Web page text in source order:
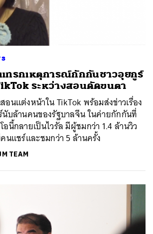
ทรกเหตุการณ์กักกันชาวอุยกูร์
ระหว่างสอนดัดขนตา
นแต่งหน้าใน TikTok พร้อมส่งข่าวเรื่อง
นับล้านคนของรัฐบาลจีน ในค่ายกักกันที่
นี้กลายเป็นไวรัล มีผู้ชมกว่า 1.4 ล้านวิว
นแชร์และชมกว่า 5 ล้านครั้ง
TEAM